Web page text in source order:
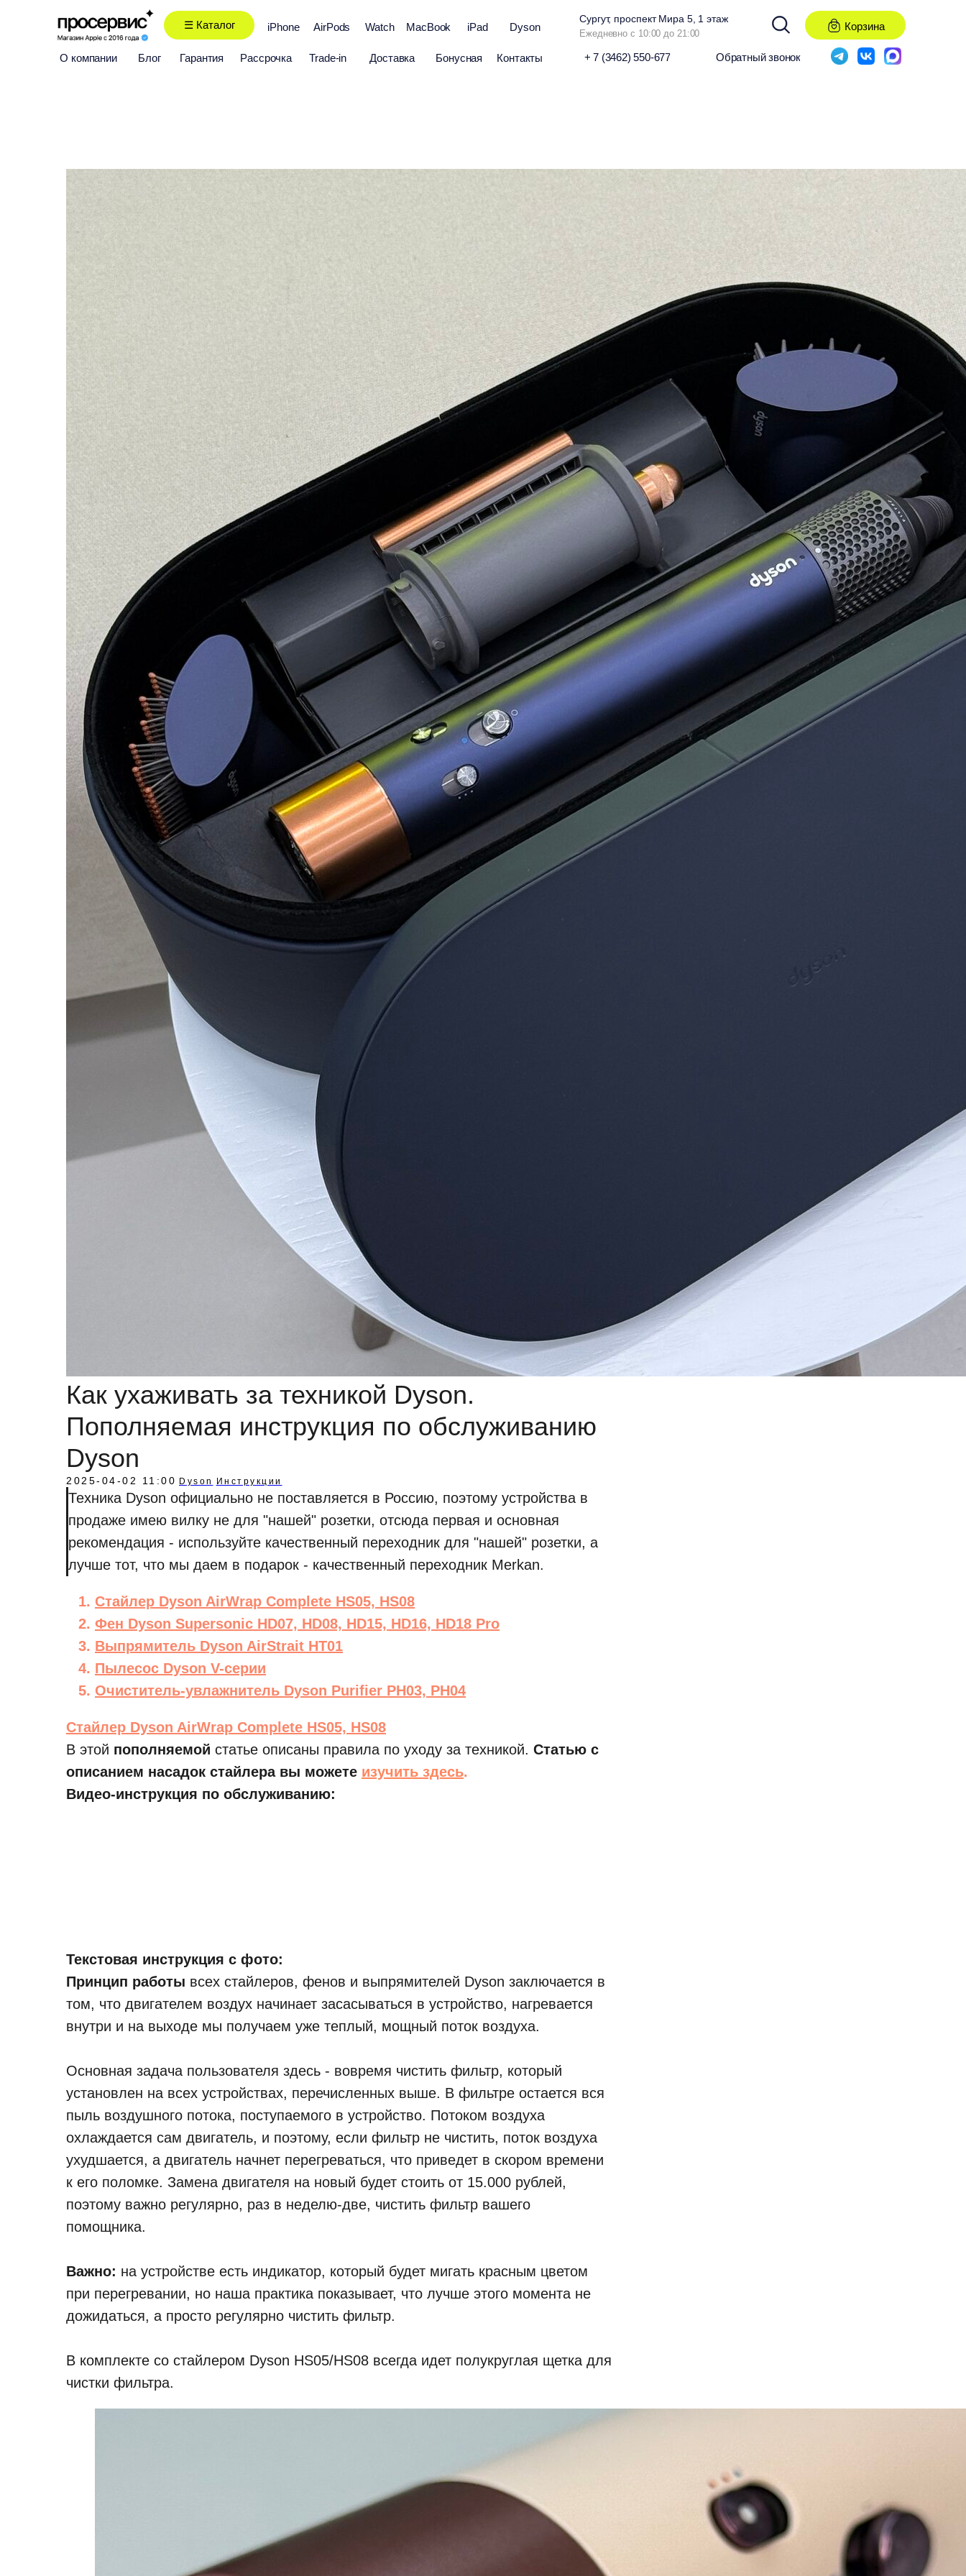
☰ Каталог Корзина
iPhone AirPods MacBook
Watch Dyson
Ежедневно с 10:00 до 21:00
Сургут, проспект Мира 5, 1 этаж
Обратный звонок
+ 7 (3462) 550-677
О компании Гарантия Trade-in
Блог Контакты
Бонусная
Доставка
Рассрочка
iPad
Как ухаживать за техникой Dyson.
Пополняемая инструкция по обслуживанию
Dyson
2025-04-02 11:00 Dyson Инструкции
Техника Dyson официально не поставляется в Россию, поэтому устройства в
продаже имею вилку не для "нашей" розетки, отсюда первая и основная
рекомендация - используйте качественный переходник для "нашей" розетки, а
лучше тот, что мы даем в подарок - качественный переходник Merkan.
Стайлер Dyson AirWrap Complete HS05, HS08
Фен Dyson Supersonic HD07, HD08, HD15, HD16, HD18 Pro
Выпрямитель Dyson AirStrait HT01
Пылесос Dyson V-серии
Очиститель-увлажнитель Dyson Purifier PH03, PH04
Стайлер Dyson AirWrap Complete HS05, HS08
В этой пополняемой статье описаны правила по уходу за техникой. Статью с
описанием насадок стайлера вы можете изучить здесь.
Видео-инструкция по обслуживанию:
Текстовая инструкция с фото:
Принцип работы всех стайлеров, фенов и выпрямителей Dyson заключается в
том, что двигателем воздух начинает засасываться в устройство, нагревается
внутри и на выходе мы получаем уже теплый, мощный поток воздуха.
Основная задача пользователя здесь - вовремя чистить фильтр, который
установлен на всех устройствах, перечисленных выше. В фильтре остается вся
пыль воздушного потока, поступаемого в устройство. Потоком воздуха
охлаждается сам двигатель, и поэтому, если фильтр не чистить, поток воздуха
ухудшается, а двигатель начнет перегреваться, что приведет в скором времени
к его поломке. Замена двигателя на новый будет стоить от 15.000 рублей,
поэтому важно регулярно, раз в неделю-две, чистить фильтр вашего
помощника.
Важно: на устройстве есть индикатор, который будет мигать красным цветом
при перегревании, но наша практика показывает, что лучше этого момента не
дожидаться, а просто регулярно чистить фильтр.
В комплекте со стайлером Dyson HS05/HS08 всегда идет полукруглая щетка для
чистки фильтра.